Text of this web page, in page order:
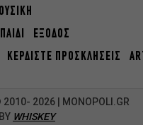
ΠΑΙΔΙ
ΕΞΟΔΟΣ
ΚΕΡΔΙΣΤΕ ΠΡΟΣΚΛΗΣΕΙΣ
2026 | MONOPOLI.GR
WHISKEY